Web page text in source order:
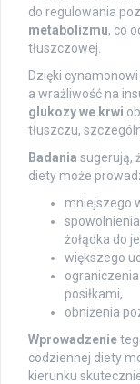
do regulowania
metabolizmu, co
tłuszczowej.
Dzięki
a wrażliwość na
glukozy we krwi
tłuszczu,
Badania sugerują,
diety może
mniejszego
żołądka do
większego
posiłkami,
obniżenia
Wprowadzenie
codziennej diety
kierunku